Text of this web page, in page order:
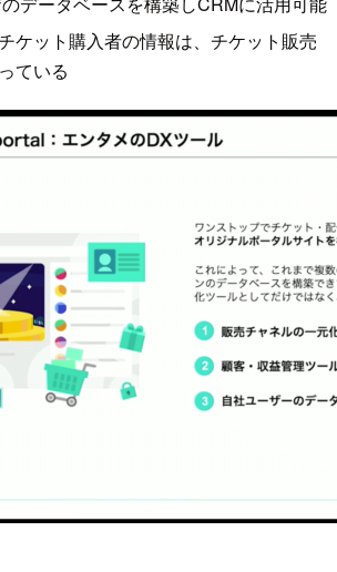
ケット購入者の情報は、チケット販売
ている